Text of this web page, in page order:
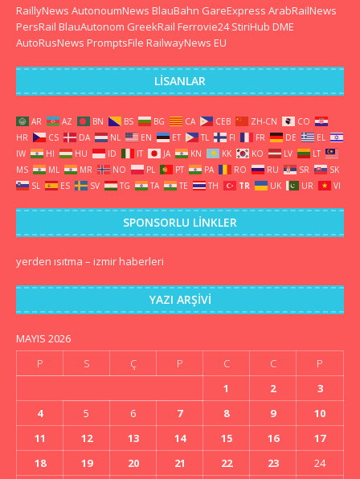
RaillyNews AutonoumNews BlauBahn GareExpress ArabRailNews
PersRail BlauAutonom GreekRail Ferrovie24 StiriHub DME
AutoRusNews PromptsFile RailwayNews EU
LISANLAR
AR AZ BN BS BG CA CEB ZH-CN
CO
HR
CS DA NL EN ET TL FI FR DE
EL
IW
HI HU ID IT JA KN KK KO LV
LT
MS
ML MR NO PL PT PA RO RU SR
SK
SL
ES SV TG TA TE TH TR UK UR VI
SPONSORLU LINKLER
yerden ısıtma – izmir haberleri
YAZI ARŞIVI
MAYIS 2026
P
S Ç P C C
P
1
2
3
4
5 6 7 8 9
10
11
12 13 14 15 16
17
18
19 20 21 22 23 24